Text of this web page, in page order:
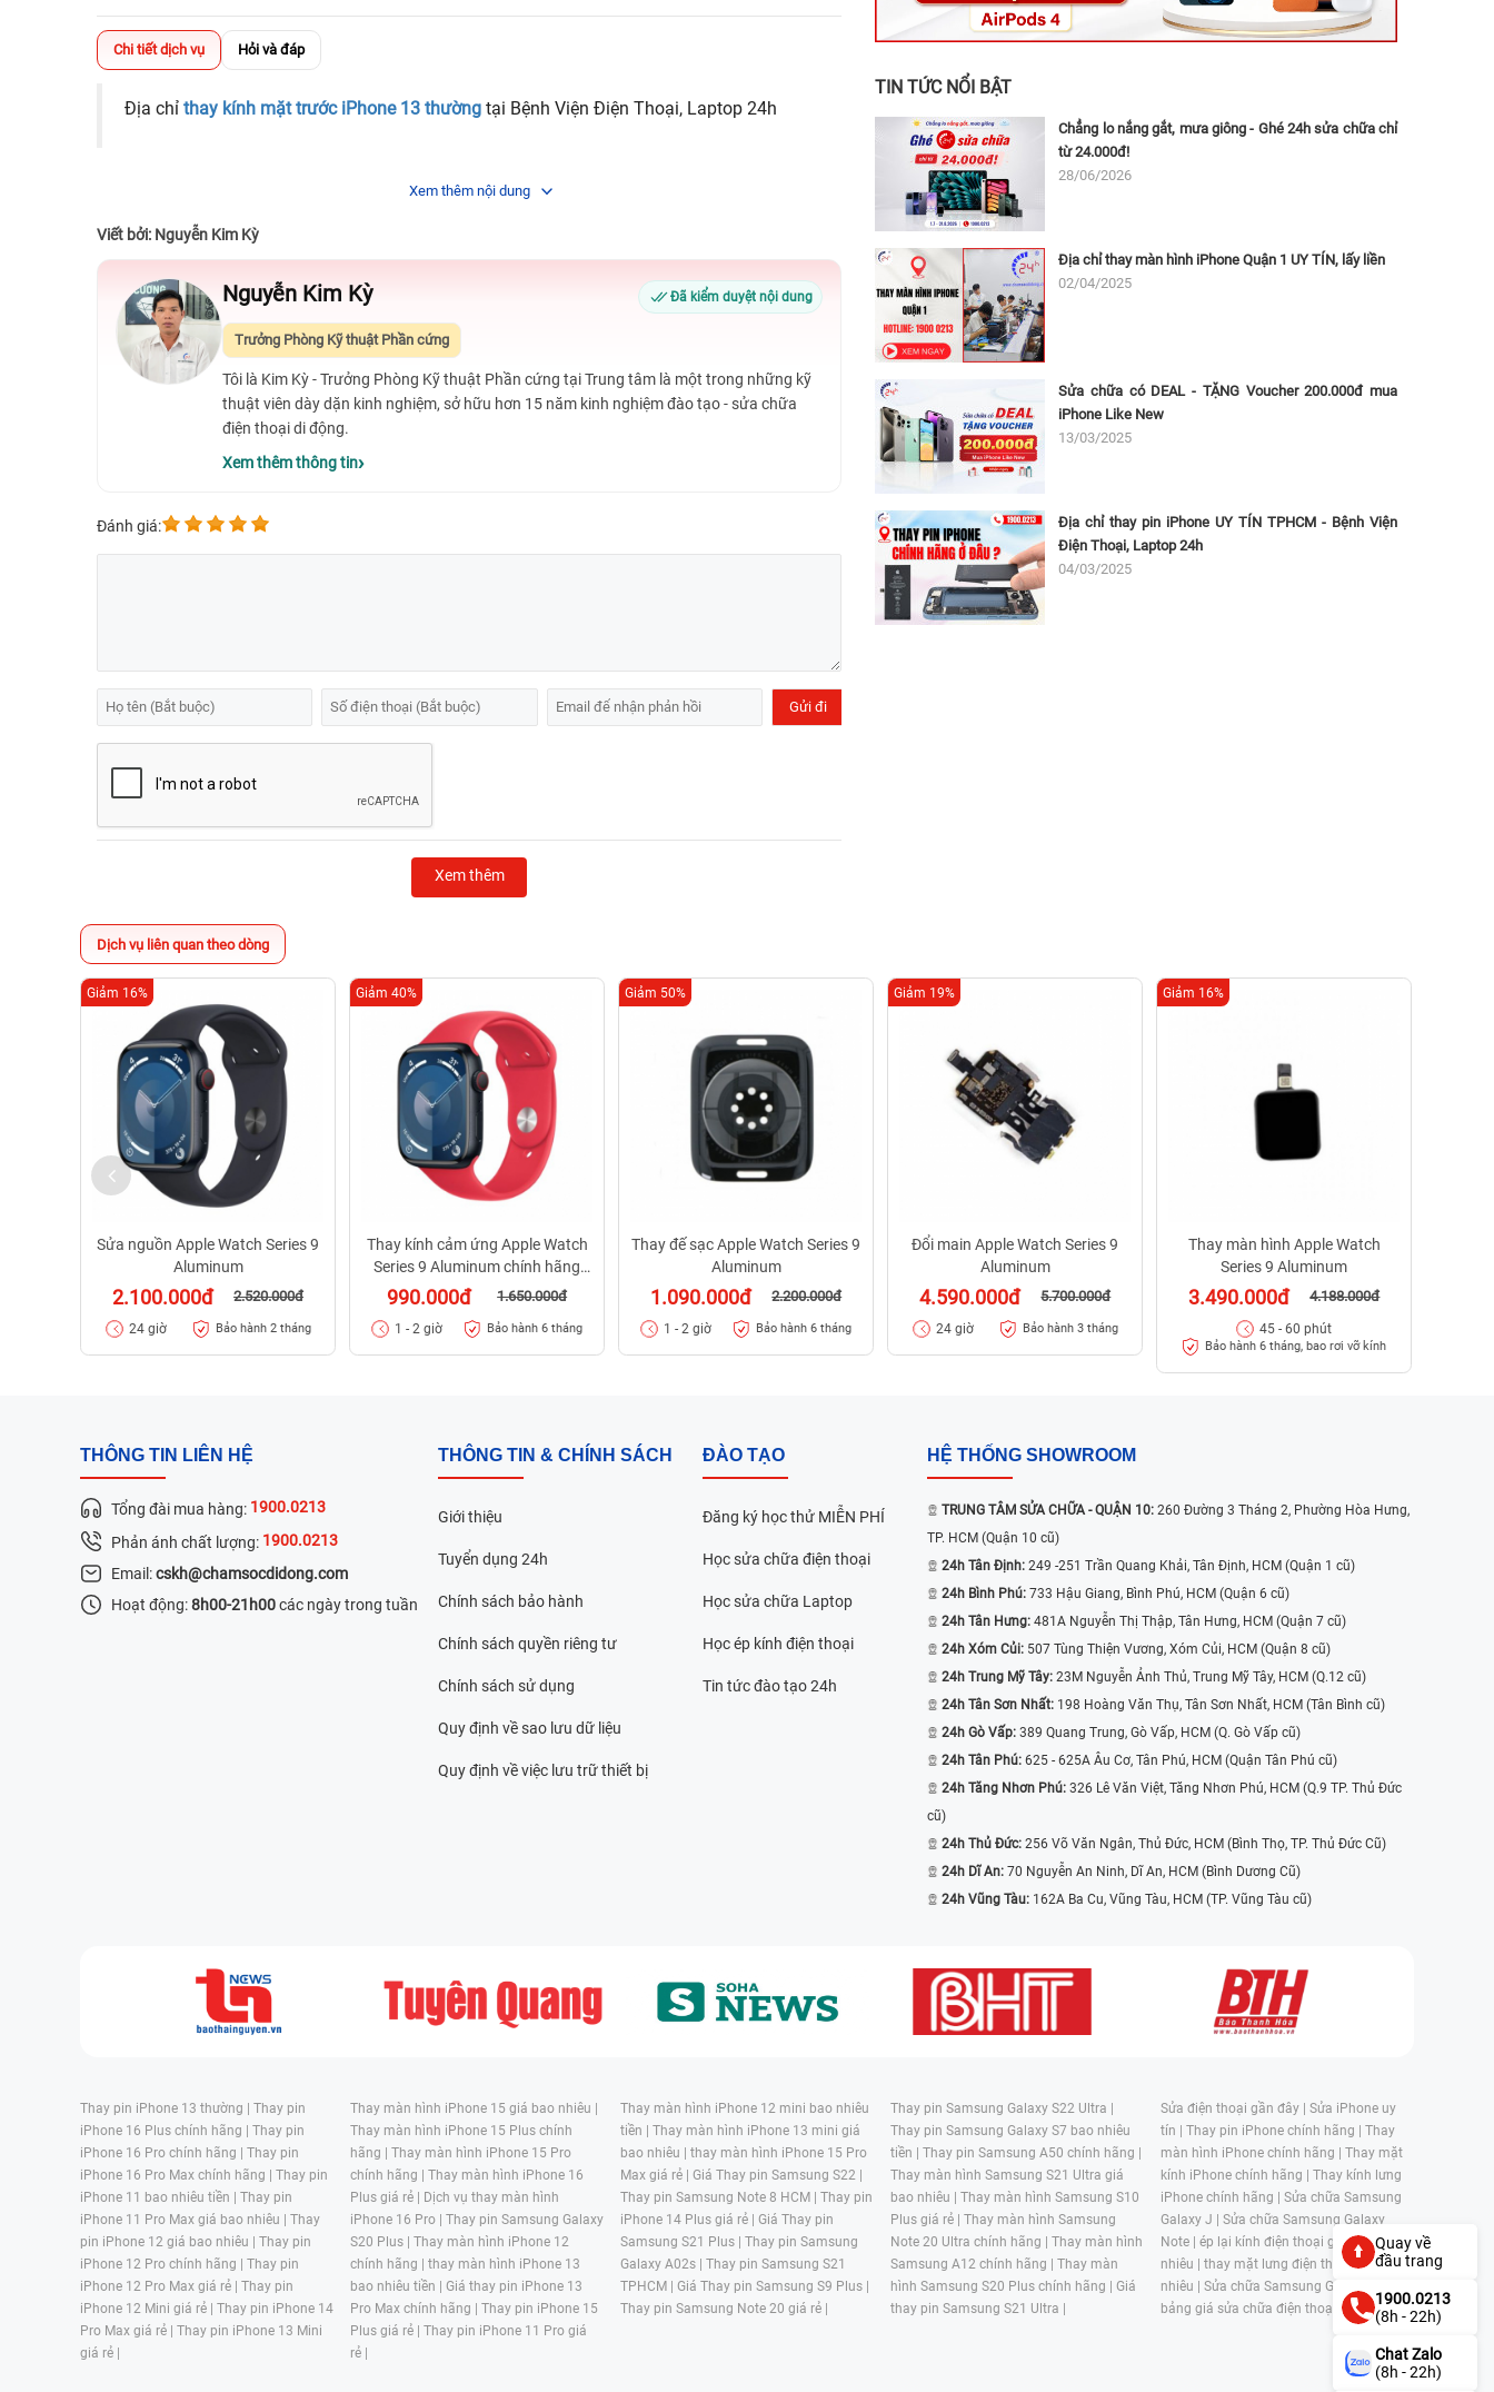
Chi tiết dịch vụ Hỏi và đáp
Địa chỉ thay kính mặt trước iPhone 13 thường tại Bệnh Viện Điện Thoại, Laptop 24h
Xem thêm nội dung
Viết bởi: Nguyễn Kim Kỳ
Nguyễn Kim Kỳ Đã kiểm duyệt nội dung
Trưởng Phòng Kỹ thuật Phần cứng
Tôi là Kim Kỳ - Trưởng Phòng Kỹ thuật Phần cứng tại Trung tâm là một trong những kỹ
thuật viên dày dặn kinh nghiệm, sở hữu hơn 15 năm kinh nghiệm đào tạo - sửa chữa
điện thoại di động.
Xem thêm thông tin
Đánh giá:
Xem thêm
24h Vũng Tàu: 162A Ba Cu, Vũng Tàu, Hồ Chí Minh (TP. Vũng Tàu cũ)
TIN TỨC NỔI BẬT
Chẳng lo nắng gắt, mưa giông - Ghé 24h sửa chữa chỉ
từ 24.000đ!
28/06/2026
Địa chỉ thay màn hình iPhone Quận 1 UY TÍN, lấy liền
02/04/2025
Sửa chữa có DEAL - TẶNG Voucher 200.000đ mua
iPhone Like New
13/03/2025
Địa chỉ thay pin iPhone UY TÍN TPHCM - Bệnh Viện
Điện Thoại, Laptop 24h
04/03/2025
Dịch vụ liên quan theo dòng
Sửa nguồn Apple Watch Series 9
Aluminum
2.100.000đ 2.520.000đ
Giảm 16%
24 giờ Bảo hành 2 tháng
Thay kính cảm ứng Apple Watch
Series 9 Aluminum chính hãng
Feaglet
990.000đ 1.650.000đ
Giảm 40%
1 - 2 giờ Bảo hành 6 tháng
Thay đế sạc Apple Watch Series 9
Aluminum
1.090.000đ 2.200.000đ
Giảm 50%
1 - 2 giờ Bảo hành 6 tháng
Đổi main Apple Watch Series 9
Aluminum
4.590.000đ 5.700.000đ
Giảm 19%
24 giờ Bảo hành 3 tháng
Thay màn hình Apple Watch
Series 9 Aluminum
3.490.000đ 4.188.000đ
Giảm 16%
45 - 60 phút
Bảo hành 6 tháng, bao rơi vỡ kính
THÔNG TIN LIÊN HỆ
Tổng đài mua hàng: 1900.0213
Phản ánh chất lượng: 1900.0213
Email:cskh@chamsocdidong.com
Hoạt động:8h00-21h00các ngày trong tuần
THÔNG TIN & CHÍNH SÁCH
Giới thiệu
Tuyển dụng 24h
Chính sách bảo hành
Chính sách quyền riêng tư
Chính sách sử dụng
Quy định về sao lưu dữ liệu
Quy định về việc lưu trữ thiết bị
ĐÀO TẠO
Đăng ký học thử MIỄN PHÍ
Học sửa chữa điện thoại
Học sửa chữa Laptop
Học ép kính điện thoại
Tin tức đào tạo 24h
HỆ THỐNG SHOWROOM
TRUNG TÂM SỬA CHỮA - QUẬN 10: 260 Đường 3 Tháng 2, Phường Hòa Hưng,
TP. HCM (Quận 10 cũ)
24h Tân Định: 249 -251 Trần Quang Khải, Tân Định, HCM (Quận 1 cũ)
24h Bình Phú: 733 Hậu Giang, Bình Phú, HCM (Quận 6 cũ)
24h Tân Hưng: 481A Nguyễn Thị Thập, Tân Hưng, HCM (Quận 7 cũ)
24h Xóm Củi: 507 Tùng Thiện Vương, Xóm Củi, HCM (Quận 8 cũ)
24h Trung Mỹ Tây: 23M Nguyễn Ảnh Thủ, Trung Mỹ Tây, HCM (Q.12 cũ)
24h Tân Sơn Nhất: 198 Hoàng Văn Thụ, Tân Sơn Nhất, HCM (Tân Bình cũ)
24h Gò Vấp: 389 Quang Trung, Gò Vấp, HCM (Q. Gò Vấp cũ)
24h Tân Phú: 625 - 625A Âu Cơ, Tân Phú, HCM (Quận Tân Phú cũ)
24h Tăng Nhơn Phú: 326 Lê Văn Việt, Tăng Nhơn Phú, HCM (Q.9 TP. Thủ Đức
cũ)
24h Thủ Đức: 256 Võ Văn Ngân, Thủ Đức, HCM (Bình Thọ, TP. Thủ Đức Cũ)
24h Dĩ An: 70 Nguyễn An Ninh, Dĩ An, HCM (Bình Dương Cũ)
24h Vũng Tàu: 162A Ba Cu, Vũng Tàu, HCM (TP. Vũng Tàu cũ)
Thay pin iPhone 13 thường | Thay pin
iPhone 16 Plus chính hãng | Thay pin
iPhone 16 Pro chính hãng | Thay pin
iPhone 16 Pro Max chính hãng | Thay pin
iPhone 11 bao nhiêu tiền | Thay pin
iPhone 11 Pro Max giá bao nhiêu | Thay
pin iPhone 12 giá bao nhiêu | Thay pin
iPhone 12 Pro chính hãng | Thay pin
iPhone 12 Pro Max giá rẻ | Thay pin
iPhone 12 Mini giá rẻ | Thay pin iPhone 14
Pro Max giá rẻ | Thay pin iPhone 13 Mini
giá rẻ |
Thay màn hình iPhone 15 giá bao nhiêu |
Thay màn hình iPhone 15 Plus chính
hãng | Thay màn hình iPhone 15 Pro
chính hãng | Thay màn hình iPhone 16
Plus giá rẻ | Dịch vụ thay màn hình
iPhone 16 Pro | Thay pin Samsung Galaxy
S20 Plus | Thay màn hình iPhone 12
chính hãng | thay màn hình iPhone 13
bao nhiêu tiền | Giá thay pin iPhone 13
Pro Max chính hãng | Thay pin iPhone 15
Plus giá rẻ | Thay pin iPhone 11 Pro giá
rẻ |
Thay màn hình iPhone 12 mini bao nhiêu
tiền | Thay màn hình iPhone 13 mini giá
bao nhiêu | thay màn hình iPhone 15 Pro
Max giá rẻ | Giá Thay pin Samsung S22 |
Thay pin Samsung Note 8 HCM | Thay pin
iPhone 14 Plus giá rẻ | Giá Thay pin
Samsung S21 Plus | Thay pin Samsung
Galaxy A02s | Thay pin Samsung S21
TPHCM | Giá Thay pin Samsung S9 Plus |
Thay pin Samsung Note 20 giá rẻ |
Thay pin Samsung Galaxy S22 Ultra |
Thay pin Samsung Galaxy S7 bao nhiêu
tiền | Thay pin Samsung A50 chính hãng |
Thay màn hình Samsung S21 Ultra giá
bao nhiêu | Thay màn hình Samsung S10
Plus giá rẻ | Thay màn hình Samsung
Note 20 Ultra chính hãng | Thay màn hình
Samsung A12 chính hãng | Thay màn
hình Samsung S20 Plus chính hãng | Giá
thay pin Samsung S21 Ultra |
Sửa điện thoại gần đây | Sửa iPhone uy
tín | Thay pin iPhone chính hãng | Thay
màn hình iPhone chính hãng | Thay mặt
kính iPhone chính hãng | Thay kính lưng
iPhone chính hãng | Sửa chữa Samsung
Galaxy J | Sửa chữa Samsung Galaxy
Note | ép lại kính điện thoại giá bao
nhiêu | thay mặt lưng điện thoại giá bao
nhiêu | Sửa chữa Samsung Galaxy S |
bảng giá sửa chữa điện thoại samsung |
Quay về
đầu trang
1900.0213
(8h - 22h)
Chat Zalo
(8h - 22h)